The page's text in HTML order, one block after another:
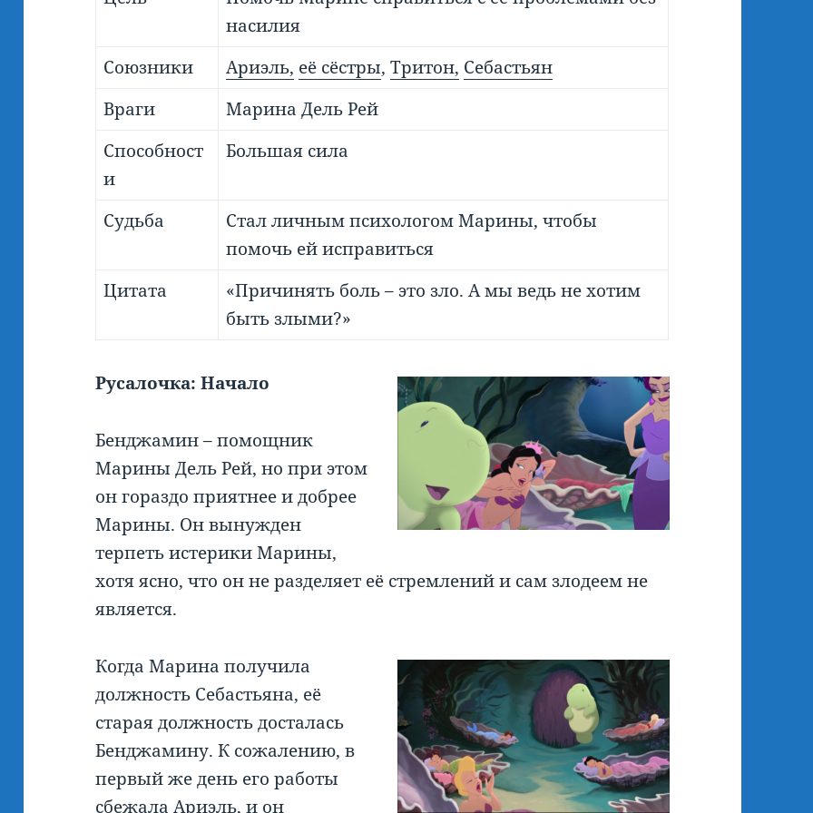
насилия
Союзники
Ариэль, её сёстры, Тритон, Себастьян
Враги
Марина Дель Рей
Способност
и
Большая сила
Судьба
Стал личным психологом Марины, чтобы
помочь ей исправиться
Цитата
«Причинять боль – это зло. А мы ведь не хотим
быть злыми?»
Русалочка: Начало
Бенджамин – помощник
Марины Дель Рей, но при этом
он гораздо приятнее и добрее
Марины. Он вынужден
терпеть истерики Марины,
хотя ясно, что он не разделяет её стремлений и сам злодеем не
является.
Когда Марина получила
должность Себастьяна, её
старая должность досталась
Бенджамину. К сожалению, в
первый же день его работы
сбежала Ариэль, и он